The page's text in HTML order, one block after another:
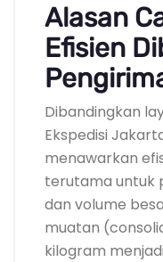
Alasan
Efisien
Dibandingkan
Ekspedisi
menawarkan
terutama untuk
dan volume
muatan
kilogram